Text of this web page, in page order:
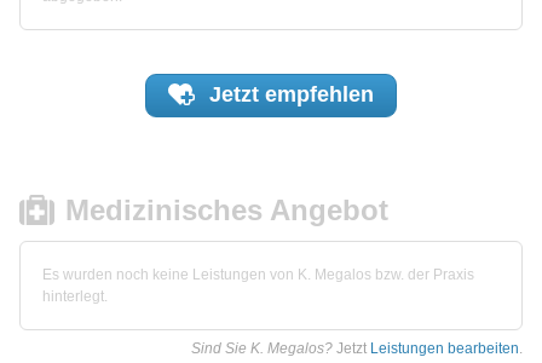
Jetzt empfehlen
Medizinisches Angebot
Es wurden noch keine Leistungen von K. Megalos bzw. der Praxis
hinterlegt.
Sind Sie K. Megalos? Jetzt Leistungen bearbeiten.